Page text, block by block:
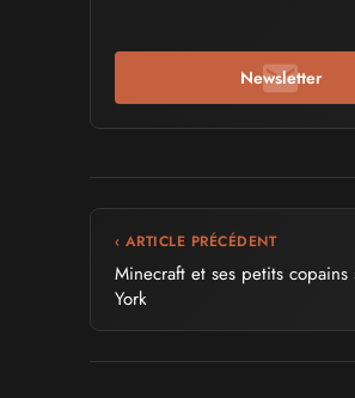
Newsletter
‹ ARTICLE PRÉCÉDENT
Minecraft et ses petits
York